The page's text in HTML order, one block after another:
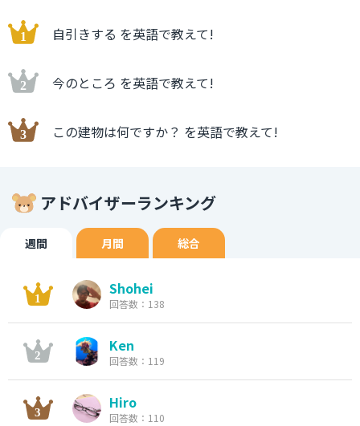
自引きする を英語で教えて!
今のところ を英語で教えて!
この建物は何ですか？ を英語で教えて!
アドバイザーランキング
週間 月間 総合
Shohei
回答数：138
Ken
回答数：119
Hiro
回答数：110